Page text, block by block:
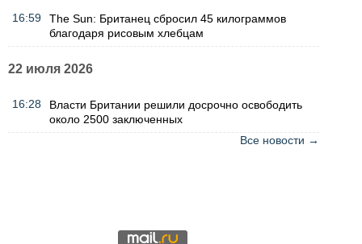
16:59
The Sun: Британец сбросил 45 килограммов
благодаря рисовым хлебцам
22 июля 2026
16:28
Власти Британии решили досрочно освободить
около 2500 заключенных
Все новости →